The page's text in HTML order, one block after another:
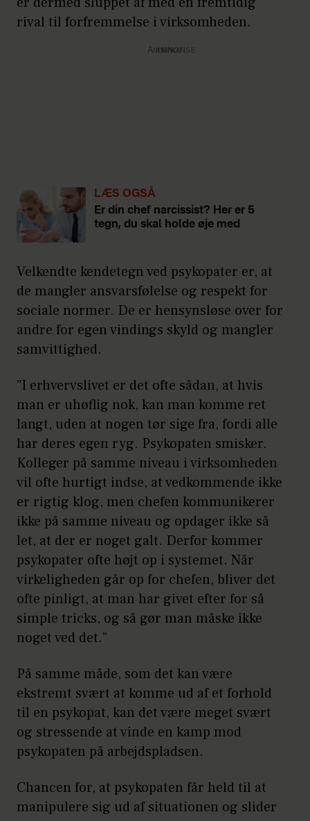
rival til forfremmelse i virksomheden.
Annonce
LÆS OGSÅ
Er din chef narcissist? Her er 5
tegn, du skal holde øje med
Velkendte kendetegn ved psykopater er, at
de mangler ansvarsfølelse og respekt for
sociale normer. De er hensynsløse over for
andre for egen vindings skyld og mangler
samvittighed.
”I erhvervslivet er det ofte sådan, at hvis
man er uhøflig nok, kan man komme ret
langt, uden at nogen tør sige fra, fordi alle
har deres egen ryg. Psykopaten smisker.
Kolleger på samme niveau i virksomheden
vil ofte hurtigt indse, at vedkommende ikke
er rigtig klog, men chefen kommunikerer
ikke på samme niveau og opdager ikke så
let, at der er noget galt. Derfor kommer
psykopater ofte højt op i systemet. Når
virkeligheden går op for chefen, bliver det
ofte pinligt, at man har givet efter for så
simple tricks, og så gør man måske ikke
noget ved det.”
På samme måde, som det kan være
ekstremt svært at komme ud af et forhold
til en psykopat, kan det være meget svært
og stressende at vinde en kamp mod
psykopaten på arbejdspladsen.
Chancen for, at psykopaten får held til at
manipulere sig ud af situationen og slider